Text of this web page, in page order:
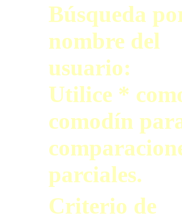
Búsqueda
nombre del
usuario:
Utilice *
comodín
parciales.
Criterio de